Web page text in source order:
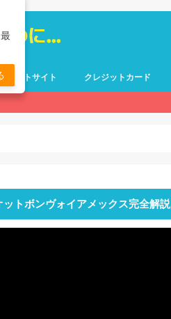
イントサイト クレジットカード
ットボンヴォイアメックス完全解説